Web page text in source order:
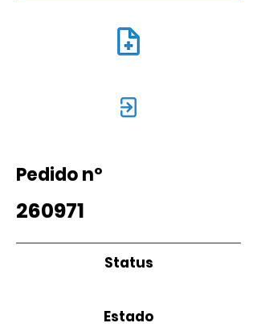
Pedido nº
260971
Status
Estado